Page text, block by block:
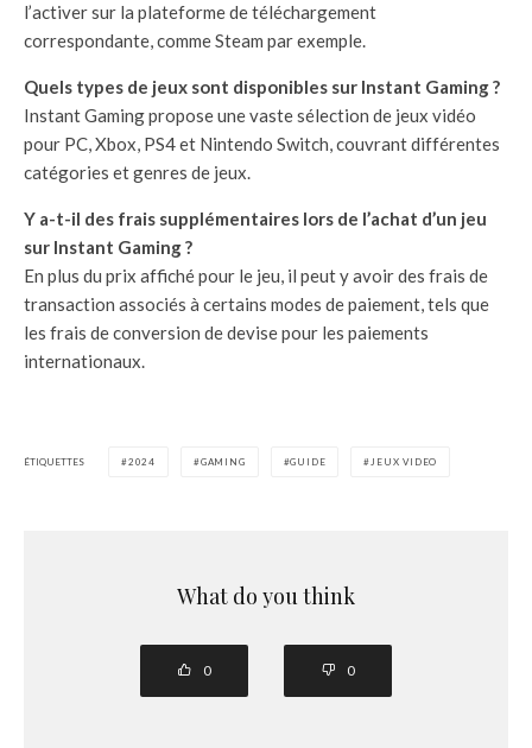
l’activer sur la plateforme de téléchargement
correspondante, comme Steam par exemple.
Quels types de jeux sont disponibles sur Instant Gaming ?
Instant Gaming propose une vaste sélection de jeux vidéo
pour PC, Xbox, PS4 et Nintendo Switch, couvrant différentes
catégories et genres de jeux.
Y a-t-il des frais supplémentaires lors de l’achat d’un jeu
sur Instant Gaming ?
En plus du prix affiché pour le jeu, il peut y avoir des frais de
transaction associés à certains modes de paiement, tels que
les frais de conversion de devise pour les paiements
internationaux.
ÉTIQUETTES 2024 GAMING GUIDE JEUX VIDEO
What do you think
0 0